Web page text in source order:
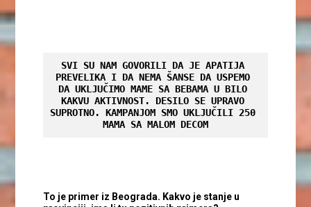
SVI SU NAM GOVORILI DA JE APATIJA
PREVELIKA I DA NEMA ŠANSE DA USPEMO
DA UKLJUČIMO MAME SA BEBAMA U BILO
KAKVU AKTIVNOST. DESILO SE UPRAVO
SUPROTNO. KAMPANJOM SMO UKLJUČILI 250
MAMA SA MALOM DECOM
To je primer iz Beograda. Kakvo je stanje u